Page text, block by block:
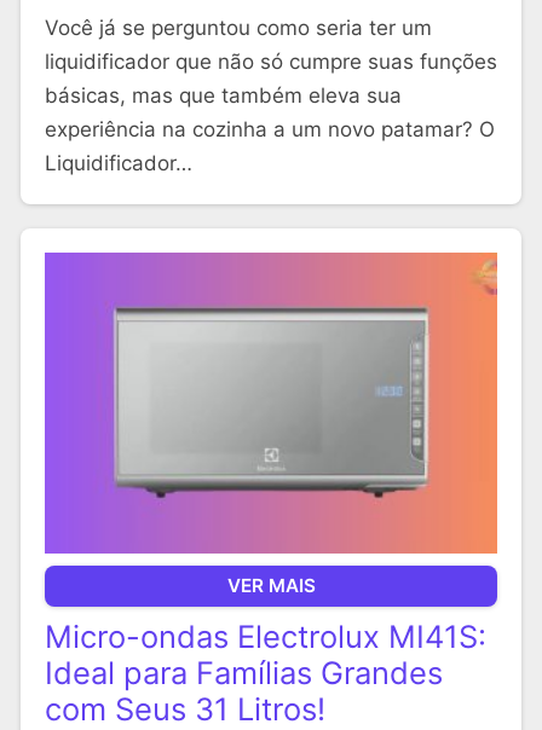
Você já se perguntou como seria ter um
liquidificador que não só cumpre suas funções
básicas, mas que também eleva sua
experiência na cozinha a um novo patamar? O
Liquidificador…
VER MAIS
Micro-ondas Electrolux MI41S:
Ideal para Famílias Grandes
com Seus 31 Litros!